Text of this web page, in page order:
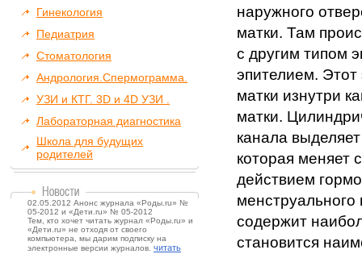
Гинекология
Педиатрия
Стоматология
Андрология.Спермограмма.
УЗИ и КТГ. 3D и 4D УЗИ .
Лабораторная диагностика
Школа для будущих
родителей
02.05.2012 Анонс журнала «Роды.ru» №
05-2012 и «Дети.ru» № 05-2012
Тем, кто хочет читать журнал «Роды.ru» и
«Дети.ru» не отходя от своего
компьютера, мы дарим подписку на
электронные версии журналов. читать
наружного
матки. Там
с другим типом
эпителием. Этот
матки изнутри
матки.
канала
которая меняет
действием
содержит
становится